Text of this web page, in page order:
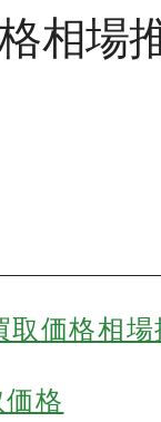
相場
価格相
格